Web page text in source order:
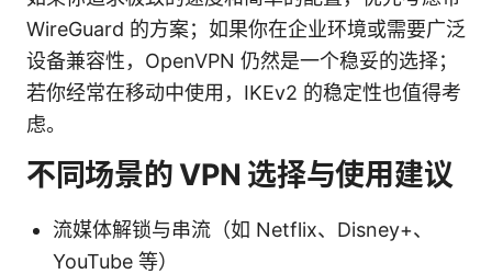
WireGuard 的方案；如果你在企业环境或需要广泛
设备兼容性，OpenVPN 仍然是一个稳妥的选择；
若你经常在移动中使用，IKEv2 的稳定性也值得考
虑。
不同场景的 VPN 选择与使用建议
流媒体解锁与串流（如 Netflix、Disney+、
YouTube 等）